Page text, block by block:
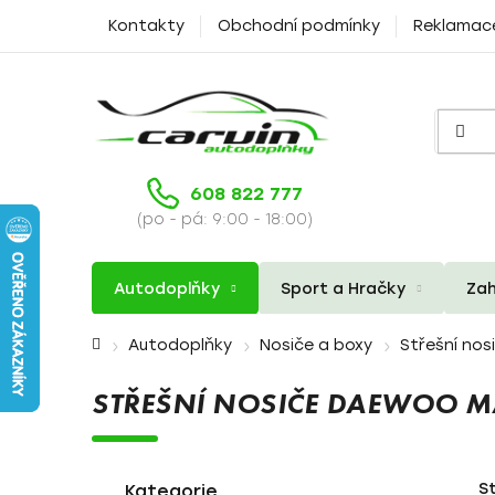
Kontakty Obchodní podmínky
608 822 777
(po - pá: 9:00 - 18:00)
Autodoplňky Sport a Hračky
Domů Autodoplňky Nosiče a boxy Střešní
STŘEŠNÍ NOSIČE